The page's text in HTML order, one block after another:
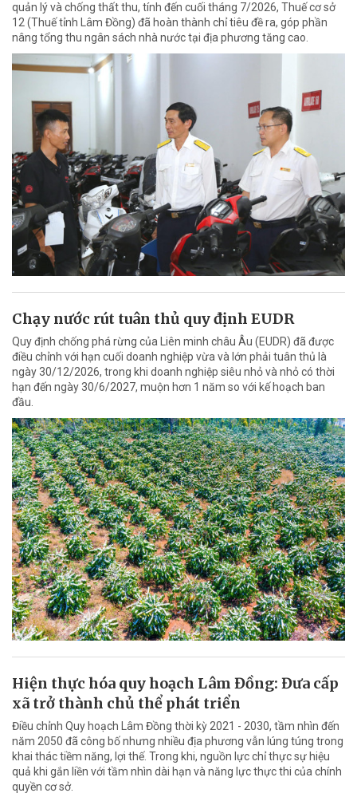
quản lý và chống thất thu, tính đến cuối tháng 7/2026, Thuế cơ sở
12 (Thuế tỉnh Lâm Đồng) đã hoàn thành chỉ tiêu đề ra, góp phần
nâng tổng thu ngân sách nhà nước tại địa phương tăng cao.
Chạy nước rút tuân thủ quy định EUDR
Quy định chống phá rừng của Liên minh châu Âu (EUDR) đã được
điều chỉnh với hạn cuối doanh nghiệp vừa và lớn phải tuân thủ là
ngày 30/12/2026, trong khi doanh nghiệp siêu nhỏ và nhỏ có thời
hạn đến ngày 30/6/2027, muộn hơn 1 năm so với kế hoạch ban
đầu.
Hiện thực hóa quy hoạch Lâm Đồng: Đưa cấp
xã trở thành chủ thể phát triển
Điều chỉnh Quy hoạch Lâm Đồng thời kỳ 2021 - 2030, tầm nhìn đến
năm 2050 đã công bố nhưng nhiều địa phương vẫn lúng túng trong
khai thác tiềm năng, lợi thế. Trong khi, nguồn lực chỉ thực sự hiệu
quả khi gắn liền với tầm nhìn dài hạn và năng lực thực thi của chính
quyền cơ sở.